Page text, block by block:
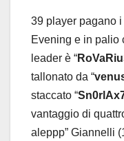
39 player pagano
Evening e in palio
leader è “
tallonato da “
staccato “
vantaggio di
aleppp” Giannelli